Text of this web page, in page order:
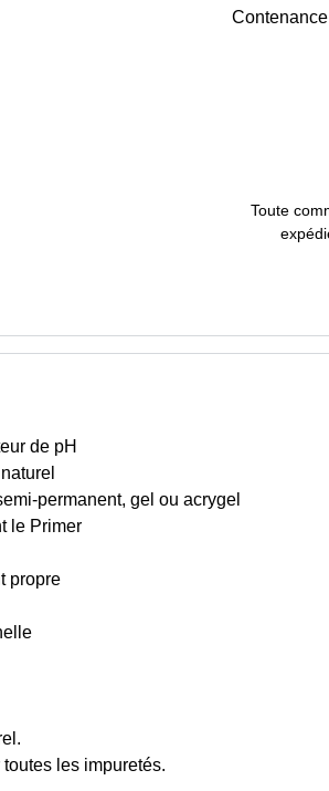
Contenance
Toute
de pH
permanent, gel ou acrygel
le Primer
propre
les impuretés.